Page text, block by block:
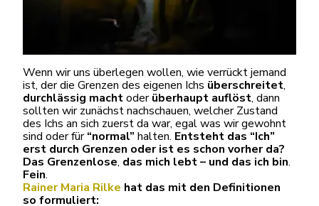
Wenn wir uns überlegen wollen, wie verrückt jemand
ist, der die Grenzen des eigenen Ichs überschreitet,
durchlässig machtoderüberhaupt auflöst, dann
sollten wir zunächst nachschauen, welcher Zustand
des Ichs an sich zuerst da war, egal was wir gewohnt
sind oder für“normal” halten. Entsteht das “Ich”
erst durch Grenzen oder ist es schon vorher da?
Das Grenzenlose, das mich lebt – und das ich bin.
Fein.
Rainer Maria Rilke hat das mit den Definitionen
so formuliert: